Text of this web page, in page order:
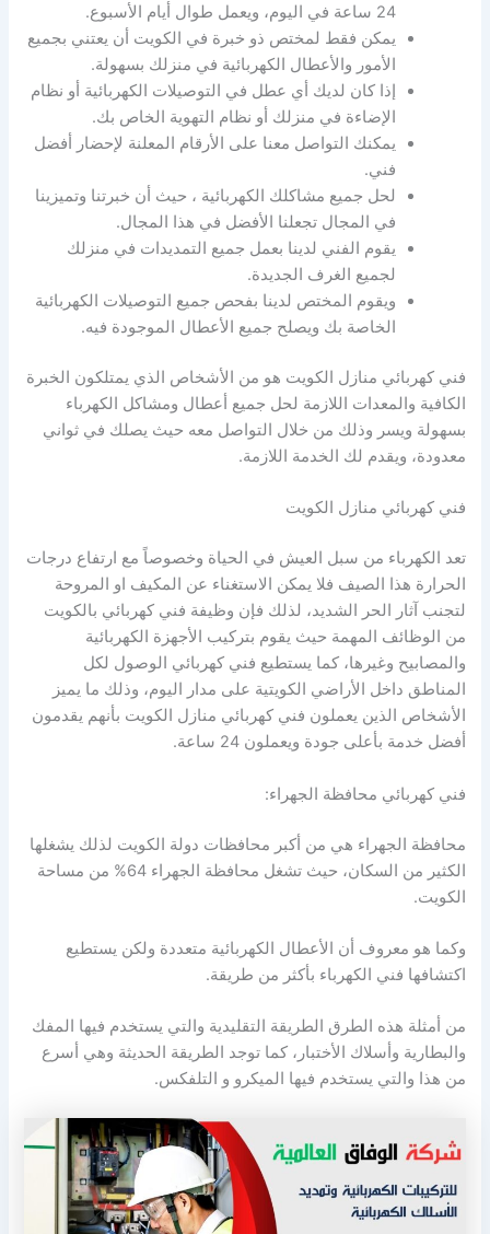
24 ساعة في اليوم، ويعمل طوال أيام الأسبوع.
يمكن فقط لمختص ذو خبرة في الكويت أن يعتني بجميع
الأمور والأعطال الكهربائية في منزلك بسهولة.
إذا كان لديك أي عطل في التوصيلات الكهربائية أو نظام
الإضاءة في منزلك أو نظام التهوية الخاص بك.
يمكنك التواصل معنا على الأرقام المعلنة لإحضار أفضل
فني.
لحل جميع مشاكلك الكهربائية ، حيث أن خبرتنا وتميزينا
في المجال تجعلنا الأفضل في هذا المجال.
يقوم الفني لدينا بعمل جميع التمديدات في منزلك
لجميع الغرف الجديدة.
ويقوم المختص لدينا بفحص جميع التوصيلات الكهربائية
الخاصة بك ويصلح جميع الأعطال الموجودة فيه.
فني كهربائي منازل الكويت هو من الأشخاص الذي يمتلكون الخبرة
الكافية والمعدات اللازمة لحل جميع أعطال ومشاكل الكهرباء
بسهولة ويسر وذلك من خلال التواصل معه حيث يصلك في ثواني
معدودة، ويقدم لك الخدمة اللازمة.
فني كهربائي منازل الكويت
تعد الكهرباء من سبل العيش في الحياة وخصوصاً مع ارتفاع درجات
الحرارة هذا الصيف فلا يمكن الاستغناء عن المكيف او المروحة
لتجنب آثار الحر الشديد، لذلك فإن وظيفة فني كهربائي بالكويت
من الوظائف المهمة حيث يقوم بتركيب الأجهزة الكهربائية
والمصابيح وغيرها، كما يستطيع فني كهربائي الوصول لكل
المناطق داخل الأراضي الكويتية على مدار اليوم، وذلك ما يميز
الأشخاص الذين يعملون فني كهربائي منازل الكويت بأنهم يقدمون
أفضل خدمة بأعلى جودة ويعملون 24 ساعة.
فني كهربائي محافظة الجهراء:
محافظة الجهراء هي من أكبر محافظات دولة الكويت لذلك يشغلها
الكثير من السكان، حيث تشغل محافظة الجهراء 64% من مساحة
الكويت.
وكما هو معروف أن الأعطال الكهربائية متعددة ولكن يستطيع
اكتشافها فني الكهرباء بأكثر من طريقة.
من أمثلة هذه الطرق الطريقة التقليدية والتي يستخدم فيها المفك
والبطارية وأسلاك الأختبار، كما توجد الطريقة الحديثة وهي أسرع
من هذا والتي يستخدم فيها الميكرو و التلفكس.